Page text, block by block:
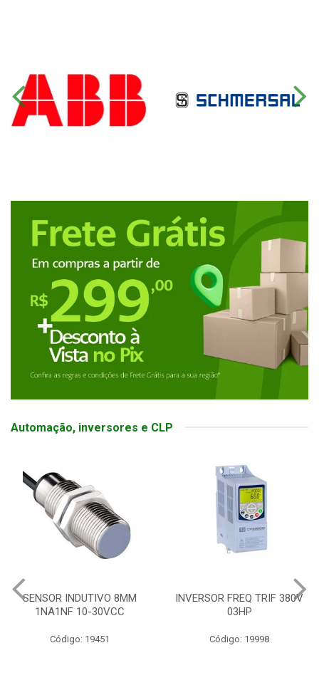
Automação, inversores e CLP
SENSOR INDUTIVO 8MM
1NA1NF 10-30VCC
Código: 19451
INVERSOR FREQ TRIF 380V
03HP
Código: 19998